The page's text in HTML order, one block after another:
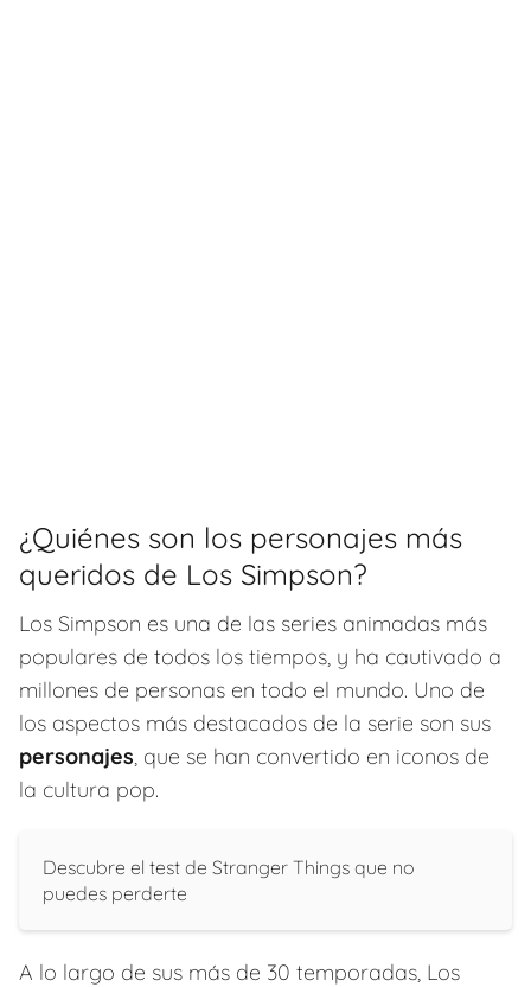
¿Quiénes son los personajes más
queridos de Los Simpson?
Los Simpson es una de las series animadas más
populares de todos los tiempos, y ha cautivado a
millones de personas en todo el mundo. Uno de
los aspectos más destacados de la serie son sus
personajes, que se han convertido en iconos de
la cultura pop.
Descubre el test de Stranger Things que no
puedes perderte
A lo largo de sus más de 30 temporadas, Los